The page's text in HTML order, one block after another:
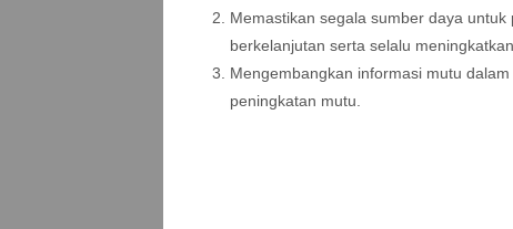
Memastikan segala sumber daya
berkelanjutan serta selalu
Mengembangkan informasi mutu
peningkatan mutu.